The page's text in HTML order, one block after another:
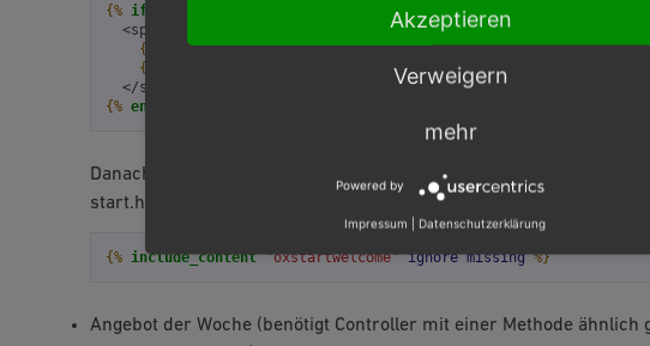
{% if oxcmp_user.oxuser__oxsal.value and
  <span style="font-size:24px;">Willkommen
{{
oxcmp_user.oxuser__oxsal.value|translate_salutation }}
{{
oxcmp_user.oxuser__oxlname.value
}}
  </span>
{% endif
Danach muss die folgende Zeile an eine gewünschte Stelle in einer
start.html.twig) eingefügt werden:
{% include_content "oxstartwelcome" ignore missing %}
Angebot der Woche (benötigt Controller mit einer Methode ähnlich
Akzeptieren
Verweigern
mehr
Powered by
Impressum | Datenschutzerklärung